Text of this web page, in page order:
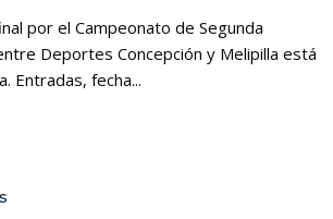
por el Campeonato de Segunda
Deportes Concepción y Melipilla está
Entradas, fecha...